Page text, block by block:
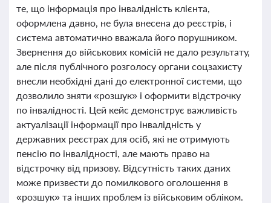
те, що інформація про інвалідність клієнта,
оформлена давно, не була внесена до реєстрів, і
система автоматично вважала його порушником.
Звернення до військових комісій не дало результату,
але після публічного розголосу органи соцзахисту
внесли необхідні дані до електронної системи, що
дозволило зняти «розшук» і оформити відстрочку
по інвалідності. Цей кейс демонструє важливість
актуалізації інформації про інвалідність у
державних реєстрах для осіб, які не отримують
пенсію по інвалідності, але мають право на
відстрочку від призову. Відсутність таких даних
може призвести до помилкового оголошення в
«розшук» та інших проблем із військовим обліком.